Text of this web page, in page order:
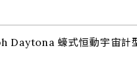
Daytona 蠔式恒動宇宙計